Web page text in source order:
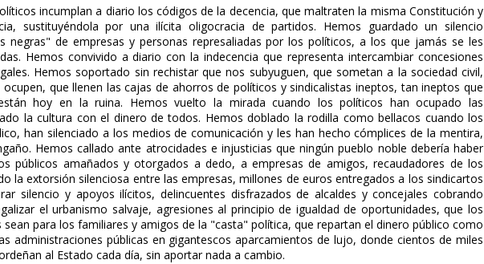
incumplan a diario los códigos de la decencia, que maltraten la misma Constitución y
sustituyéndola por una ilícita oligocracia de partidos. Hemos guardado un silencio
negras" de empresas y personas represaliadas por los políticos, a los que jamás se les
Hemos convivido a diario con la indecencia que representa intercambiar concesiones
Hemos soportado sin rechistar que nos subyuguen, que sometan a la sociedad civil,
que llenen las cajas de ahorros de políticos y sindicalistas ineptos, tan ineptos que
hoy en la ruina. Hemos vuelto la mirada cuando los políticos han ocupado las
la cultura con el dinero de todos. Hemos doblado la rodilla como bellacos cuando los
han silenciado a los medios de comunicación y les han hecho cómplices de la mentira,
Hemos callado ante atrocidades e injusticias que ningún pueblo noble debería haber
públicos amañados y otorgados a dedo, a empresas de amigos, recaudadores de los
la extorsión silenciosa entre las empresas, millones de euros entregados a los sindicartos
silencio y apoyos ilícitos, delincuentes disfrazados de alcaldes y concejales cobrando
el urbanismo salvaje, agresiones al principio de igualdad de oportunidades, que los
para los familiares y amigos de la "casta" política, que repartan el dinero público como
administraciones públicas en gigantescos aparcamientos de lujo, donde cientos de miles
al Estado cada día, sin aportar nada a cambio.